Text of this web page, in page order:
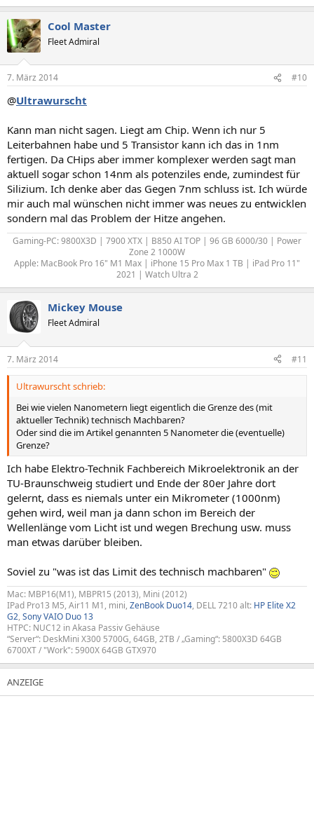
Cool Master
Fleet Admiral
7. März 2014 #10
@Ultrawurscht
Kann man nicht sagen. Liegt am Chip. Wenn ich nur 5
Leiterbahnen habe und 5 Transistor kann ich das in 1nm
fertigen. Da CHips aber immer komplexer werden sagt man
aktuell sogar schon 14nm als potenziles ende, zumindest für
Silizium. Ich denke aber das Gegen 7nm schluss ist. Ich würde
mir auch mal wünschen nicht immer was neues zu entwicklen
sondern mal das Problem der Hitze angehen.
Gaming-PC: 9800X3D | 7900 XTX | B850 AI TOP | 96 GB 6000/30 | Power
Zone 2 1000W
Apple: MacBook Pro 16" M1 Max | iPhone 15 Pro Max 1 TB | iPad Pro 11"
2021 | Watch Ultra 2​
Mickey Mouse
Fleet Admiral
7. März 2014 #11
Ultrawurscht schrieb:
Bei wie vielen Nanometern liegt eigentlich die Grenze des (mit
aktueller Technik) technisch Machbaren?
Oder sind die im Artikel genannten 5 Nanometer die (eventuelle)
Grenze?
Ich habe Elektro-Technik Fachbereich Mikroelektronik an der
TU-Braunschweig studiert und Ende der 80er Jahre dort
gelernt, dass es niemals unter ein Mikrometer (1000nm)
gehen wird, weil man ja dann schon im Bereich der
Wellenlänge vom Licht ist und wegen Brechung usw. muss
man etwas darüber bleiben.
Soviel zu "was ist das Limit des technisch machbaren"
Mac: MBP16(M1), MBPR15 (2013), Mini (2012)
IPad Pro13 M5, Air11 M1, mini, ZenBook Duo14, DELL 7210 alt: HP Elite X2
G2, Sony VAIO Duo 13
HTPC: NUC12 in Akasa Passiv Gehäuse
“Server“: DeskMini X300 5700G, 64GB, 2TB / „Gaming“: 5800X3D 64GB
6700XT / "Work": 5900X 64GB GTX970